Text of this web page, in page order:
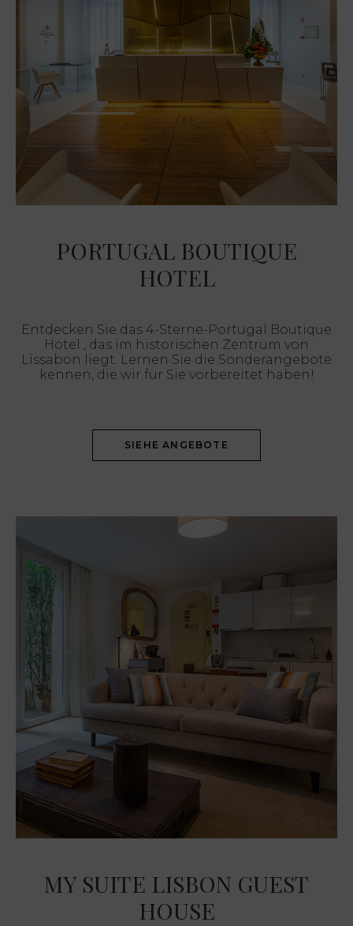
PORTUGAL BOUTIQUE
HOTEL
Entdecken Sie das 4-Sterne-Portugal Boutique
Hotel , das im historischen Zentrum von
Lissabon liegt. Lernen Sie die Sonderangebote
kennen, die wir für Sie vorbereitet haben!
SIEHE ANGEBOTE
MY SUITE LISBON GUEST
HOUSE